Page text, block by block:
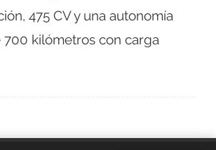
475 CV y una autonomía
700 kilómetros con carga